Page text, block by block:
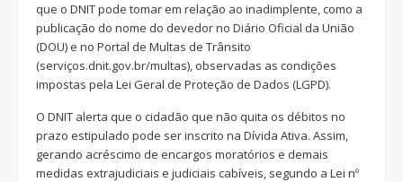
que o DNIT pode tomar em relação ao inadimplente, como a
publicação do nome do devedor no Diário Oficial da União
(DOU) e no Portal de Multas de Trânsito
(serviços.dnit.gov.br/multas), observadas as condições
impostas pela Lei Geral de Proteção de Dados (LGPD).
O DNIT alerta que o cidadão que não quita os débitos no
prazo estipulado pode ser inscrito na Dívida Ativa. Assim,
gerando acréscimo de encargos moratórios e demais
medidas extrajudiciais e judiciais cabíveis, segundo a Lei nº